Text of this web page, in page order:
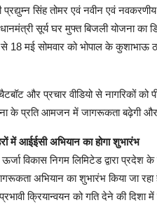
प्रद्युम्न सिंह तोमर एवं नवीन एवं
सूर्य घर मुफ्त बिजली योजना का
18 मई सोमवार को भोपाल के कुशाभाऊ
और प्रचार वीडियो से नागरिकों
के प्रति आमजन में जागरूकता बढ़ेगी और
में आईईसी अभियान का होगा शुभारंभ
विकास निगम लिमिटेड द्वारा
अभियान का शुभारंभ किया जा रहा
क्रियान्वयन को गति देने की दिशा